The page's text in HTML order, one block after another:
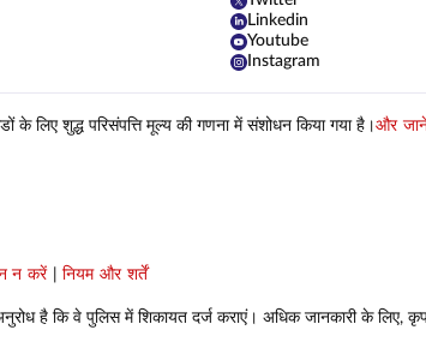
Linkedin
Youtube
Instagram
लिए शुद्ध परिसंपत्ति मूल्य की गणना में संशोधन किया गया है।और
न करें| नियम और शर्तें
है कि वे पुलिस में शिकायत दर्ज कराएं। अधिक जानकारी के लिए,